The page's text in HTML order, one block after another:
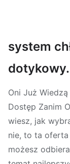
system
Oni Już
Dostęp Zanim
wiesz, jak
nie, to ta oferta
możesz